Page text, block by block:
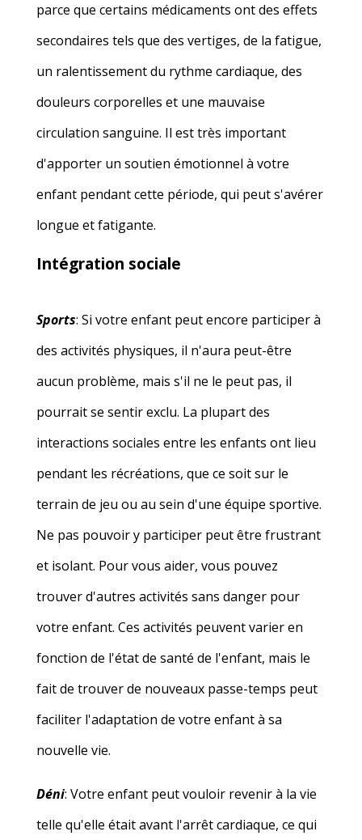
parce que certains médicaments ont des effets
secondaires tels que des vertiges, de la fatigue,
un ralentissement du rythme cardiaque, des
douleurs corporelles et une mauvaise
circulation sanguine. Il est très important
d'apporter un soutien émotionnel à votre
enfant pendant cette période, qui peut s'avérer
longue et fatigante.
Intégration sociale
Sports: Si votre enfant peut encore participer à
des activités physiques, il n'aura peut-être
aucun problème, mais s'il ne le peut pas, il
pourrait se sentir exclu. La plupart des
interactions sociales entre les enfants ont lieu
pendant les récréations, que ce soit sur le
terrain de jeu ou au sein d'une équipe sportive.
Ne pas pouvoir y participer peut être frustrant
et isolant. Pour vous aider, vous pouvez
trouver d'autres activités sans danger pour
votre enfant. Ces activités peuvent varier en
fonction de l'état de santé de l'enfant, mais le
fait de trouver de nouveaux passe-temps peut
faciliter l'adaptation de votre enfant à sa
nouvelle vie.
Déni: Votre enfant peut vouloir revenir à la vie
telle qu'elle était avant l'arrêt cardiaque, ce qui